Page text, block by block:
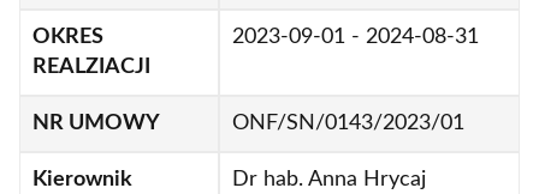
OKRES
REALZIACJI
2023-09-01 - 2024-08-31
NR UMOWY ONF/SN/0143/2023/01
Kierownik
Dr hab. Anna Hrycaj
zostawionych w sposób bierny
planowaniu spersonalizowanego leczenia